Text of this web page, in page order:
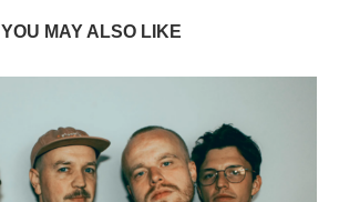
YOU MAY ALSO LIKE